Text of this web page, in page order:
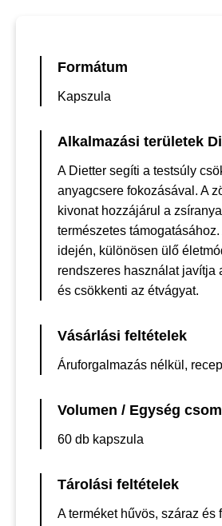
Formátum
Kapszula
Alkalmazási területek
A Dietter segíti a testsúly
anyagcsere fokozásával. A
kivonat hozzájárul a
természetes
idején, különösen ülő
rendszeres használat javítja
és csökkenti az étvágyat.
Vásárlási feltételek
Áruforgalmazás nélkül,
Volumen / Egység
60 db kapszula
Tárolási feltételek
A terméket hűvös, száraz és